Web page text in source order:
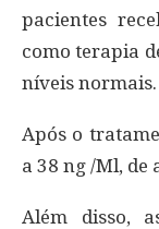
pacientes
como terapia
níveis normais.
Após o
a 38 ng /Ml, de
Além disso,